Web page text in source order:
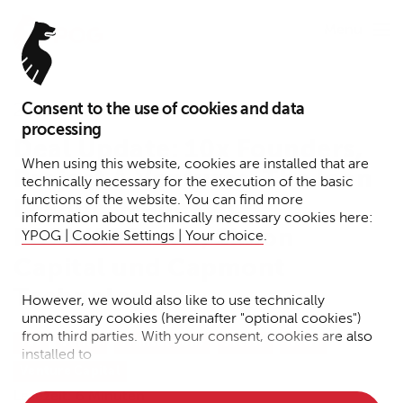
Consent to the use of cookies and data
processing
When using this website, cookies are installed that are
technically necessary for the execution of the basic
functions of the website. You can find more
information about technically necessary cookies here:
YPOG | Cookie Settings | Your choice.
However, we would also like to use technically
unnecessary cookies (hereinafter "optional cookies")
from third parties. With your consent, cookies are also
installed to
27. Juni 2025
Project A Ventures, The Icon
League, Manex AI,
FORWARD.one, Simon
Technology
Tax Funds Transactions Presse News
Lesezeit: 6 Minuten